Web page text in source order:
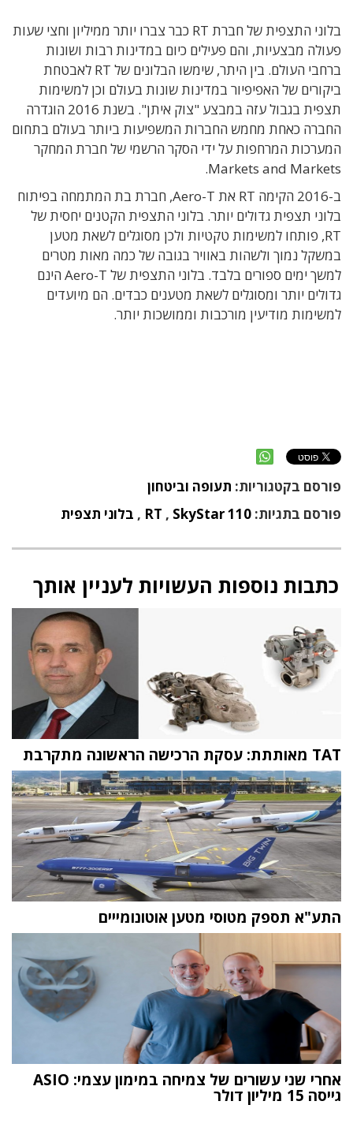
בלוני התצפית של חברת RT כבר צברו יותר ממיליון וחצי שעות
פעולה מבצעיות, והם פעילים כיום במדינות רבות ושונות
ברחבי העולם. בין היתר, שימשו הבלונים של RT לאבטחת
ביקורים של האפיפיור במדינות שונות בעולם וכן למשימות
תצפית בגבול עזה במבצע "צוק איתן". בשנת 2016 הוגדרה
החברה כאחת מחמש החברות המשפיעות ביותר בעולם בתחום
המערכות המרחפות על ידי הסקר הרשמי של חברת המחקר
Markets and Markets.
ב-2016 הקימה RT את Aero-T, חברת בת המתמחה בפיתוח
בלוני תצפית גדולים יותר. בלוני התצפית הקטנים יחסית של
RT, פותחו למשימות טקטיות ולכן מסוגלים לשאת מטען
במשקל נמוך ולשהות באוויר בגובה של כמה מאות מטרים
למשך ימים ספורים בלבד. בלוני התצפית של Aero-T הינם
גדולים יותר ומסוגלים לשאת מטענים כבדים. הם מיועדים
למשימות מודיעין מורכבות וממושכות יותר.
פורסם בקטגוריות: תעופה וביטחון
פורסם בתגיות:
RT , SkyStar 110
, בלוני תצפית
כתבות נוספות העשויות לעניין אותך
TAT מאותתת: עסקת הרכישה הראשונה מתקרבת
התע"א תספק מטוסי מטען אוטונומייים
אחרי שני עשורים של צמיחה במימון עצמי: ASIO
גייסה 15 מיליון דולר